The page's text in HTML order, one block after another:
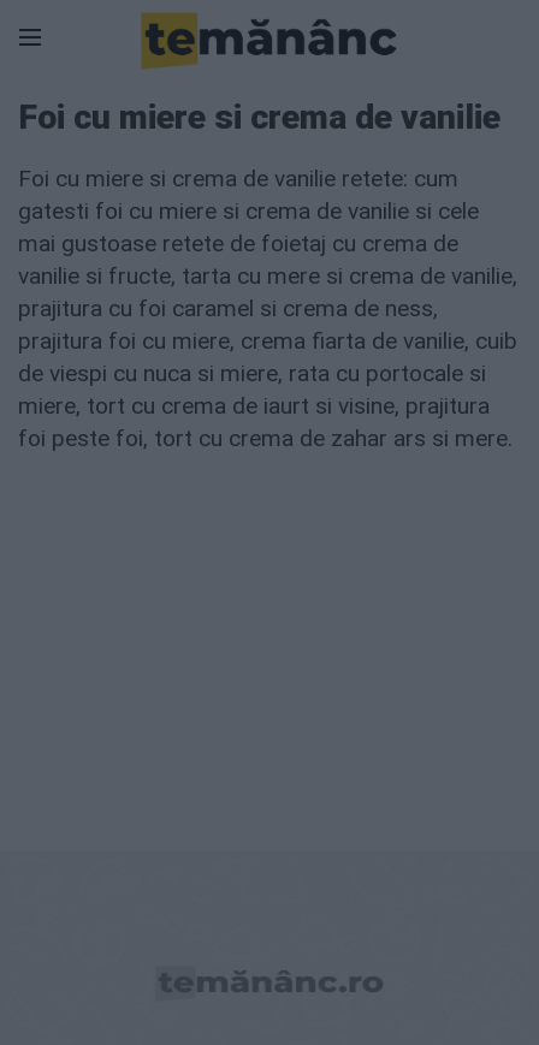
Foi cu miere si crema de vanilie
Foi cu miere si crema de vanilie retete: cum
gatesti foi cu miere si crema de vanilie si cele
mai gustoase retete de foietaj cu crema de
vanilie si fructe, tarta cu mere si crema de vanilie,
prajitura cu foi caramel si crema de ness,
prajitura foi cu miere, crema fiarta de vanilie, cuib
de viespi cu nuca si miere, rata cu portocale si
miere, tort cu crema de iaurt si visine, prajitura
foi peste foi, tort cu crema de zahar ars si mere.